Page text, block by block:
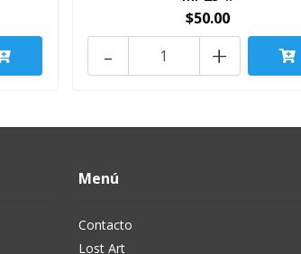
$50.00
+
-
Menú
Contacto
Lost Art